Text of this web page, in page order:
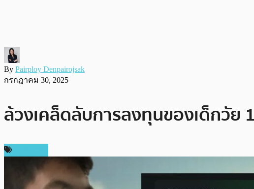
By Pairploy Denpairojsak
กรกฎาคม 30, 2025
ล้วงเคล็ดลับการลงทุนของเด็กวัย